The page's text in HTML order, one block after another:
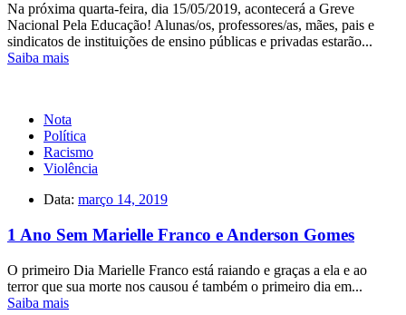
Na próxima quarta-feira, dia 15/05/2019, acontecerá a Greve
Nacional Pela Educação! Alunas/os, professores/as, mães, pais e
sindicatos de instituições de ensino públicas e privadas estarão...
Saiba mais
Nota
Política
Racismo
Violência
Data: março 14, 2019
1 Ano Sem Marielle Franco e Anderson Gomes
O primeiro Dia Marielle Franco está raiando e graças a ela e ao
terror que sua morte nos causou é também o primeiro dia em...
Saiba mais